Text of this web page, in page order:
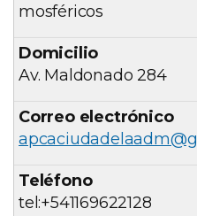
mosféricos
Av. Maldonado 284
tel:+541169622128